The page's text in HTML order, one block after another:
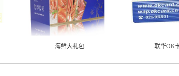
海鲜大礼包
联华OK